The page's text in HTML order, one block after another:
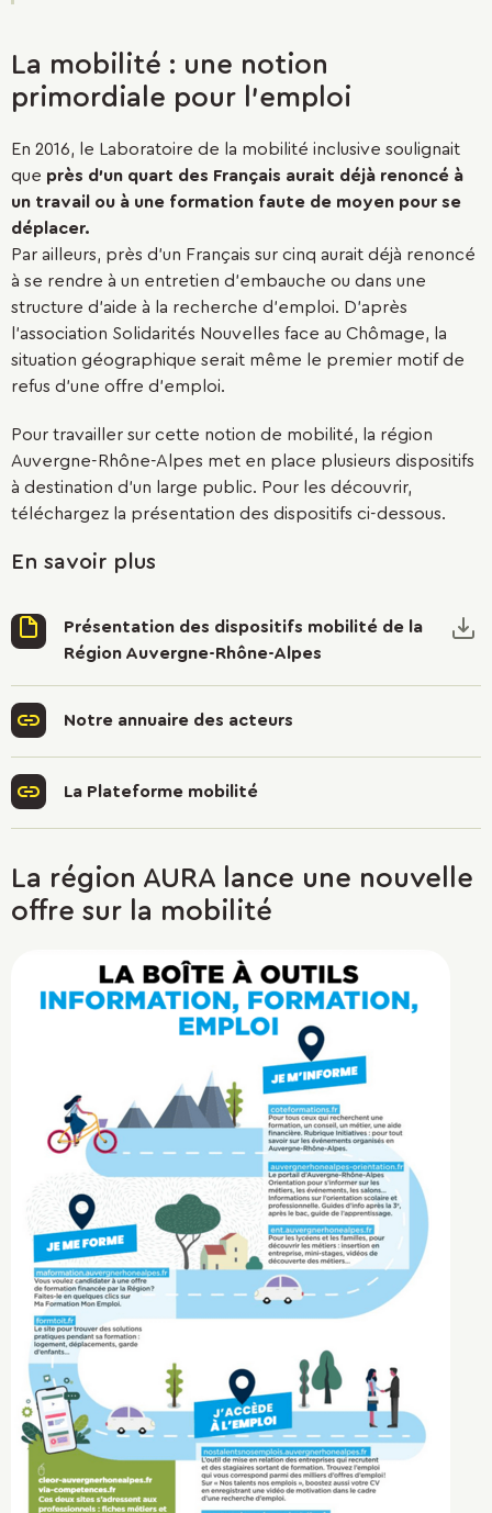
La mobilité : une notion
primordiale pour l'emploi
En 2016, le Laboratoire de la mobilité inclusive soulignait
que près d’un quart des Français aurait déjà renoncé à
un travail ou à une formation faute de moyen pour se
déplacer.
Par ailleurs, près d’un Français sur cinq aurait déjà renoncé
à se rendre à un entretien d’embauche ou dans une
structure d’aide à la recherche d’emploi. D’après
l’association Solidarités Nouvelles face au Chômage, la
situation géographique serait même le premier motif de
refus d’une offre d’emploi.
Pour travailler sur cette notion de mobilité, la région
Auvergne-Rhône-Alpes met en place plusieurs dispositifs
à destination d'un large public. Pour les découvrir,
téléchargez la présentation des dispositifs ci-dessous.
En savoir plus
Présentation des dispositifs mobilité de la
Région Auvergne-Rhône-Alpes
Notre annuaire des acteurs
La Plateforme mobilité
La région AURA lance une nouvelle
offre sur la mobilité